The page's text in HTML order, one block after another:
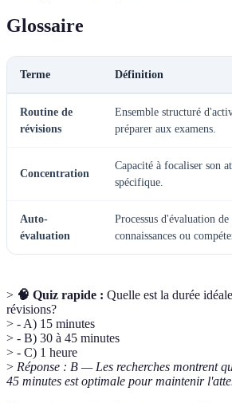
Glossaire
Terme Définition
Routine de
révisions
Ensemble structuré
préparer aux examens.
Concentration
Capacité à focaliser son
spécifique.
Auto-
évaluation
Processus d'évaluation de
connaissances ou
> 🧠 Quiz rapide : Quelle est la durée
révisions?
> - A) 15 minutes
> - B) 30 à 45 minutes
> - C) 1 heure
> Réponse : B — Les recherches montrent
45 minutes est optimale pour maintenir